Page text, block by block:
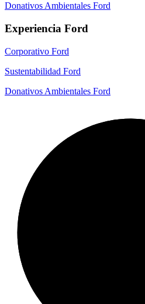
Donativos Ambientales Ford
Experiencia Ford
Corporativo Ford
Sustentabilidad Ford
Donativos Ambientales Ford